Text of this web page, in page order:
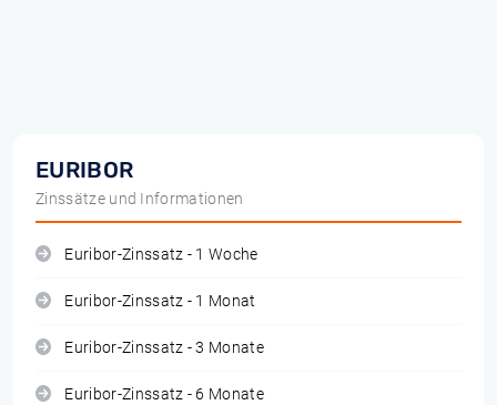
EURIBOR
Zinssätze und Informationen
Euribor-Zinssatz - 1 Woche
Euribor-Zinssatz - 1 Monat
Euribor-Zinssatz - 3 Monate
Euribor-Zinssatz - 6 Monate